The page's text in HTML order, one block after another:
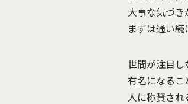
大事な気づ
まずは通い
世間が注目
有名になるこ
人に称賛され